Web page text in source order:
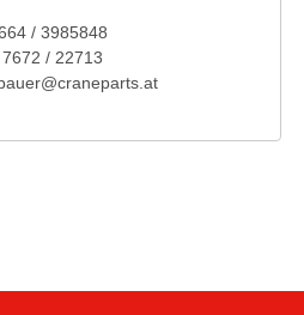
/ 3985848
/ 22713